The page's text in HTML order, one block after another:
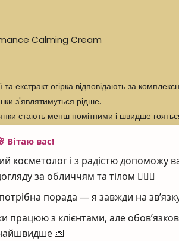
Calming Cream
екстракт огірка відповідають за
з'являтимуться рідше.
стають менш помітними і швидше
Завдяки цьому запалення проходять
якого протримається довше.
Cream тонким шаром на
нічним Harmonizing Night Cream із
Вітаю вас!
косметолог і з радістю допоможу
за обличчям та тілом 💆‍♀️✨
порада — я завжди на
працюю з клієнтами, але
💌